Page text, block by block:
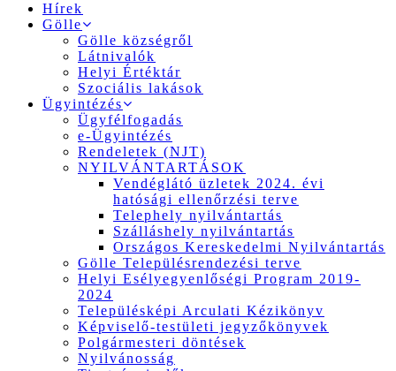
Hírek
Gölle
Gölle községről
Látnivalók
Helyi Értéktár
Szociális lakások
Ügyintézés
Ügyfélfogadás
e-Ügyintézés
Rendeletek (NJT)
NYILVÁNTARTÁSOK
Vendéglátó üzletek 2024. évi
hatósági ellenőrzési terve
Telephely nyilvántartás
Szálláshely nyilvántartás
Országos Kereskedelmi Nyilvántartás
Gölle Településrendezési terve
Helyi Esélyegyenlőségi Program 2019-
2024
Településképi Arculati Kézikönyv
Képviselő-testületi jegyzőkönyvek
Polgármesteri döntések
Nyilvánosság